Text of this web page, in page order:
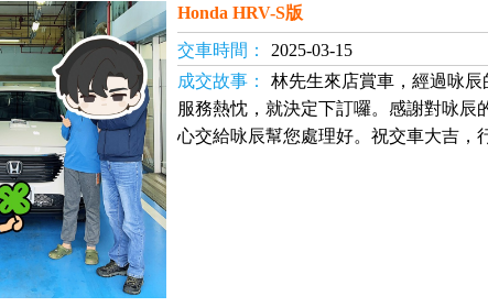
Honda HRV-S版
交車時間：
2025-03-15
成交故事：
林先生來店賞車，經過咏
服務熱忱，就決定下訂囉。感謝對咏辰
心交給咏辰幫您處理好。祝交車大吉，